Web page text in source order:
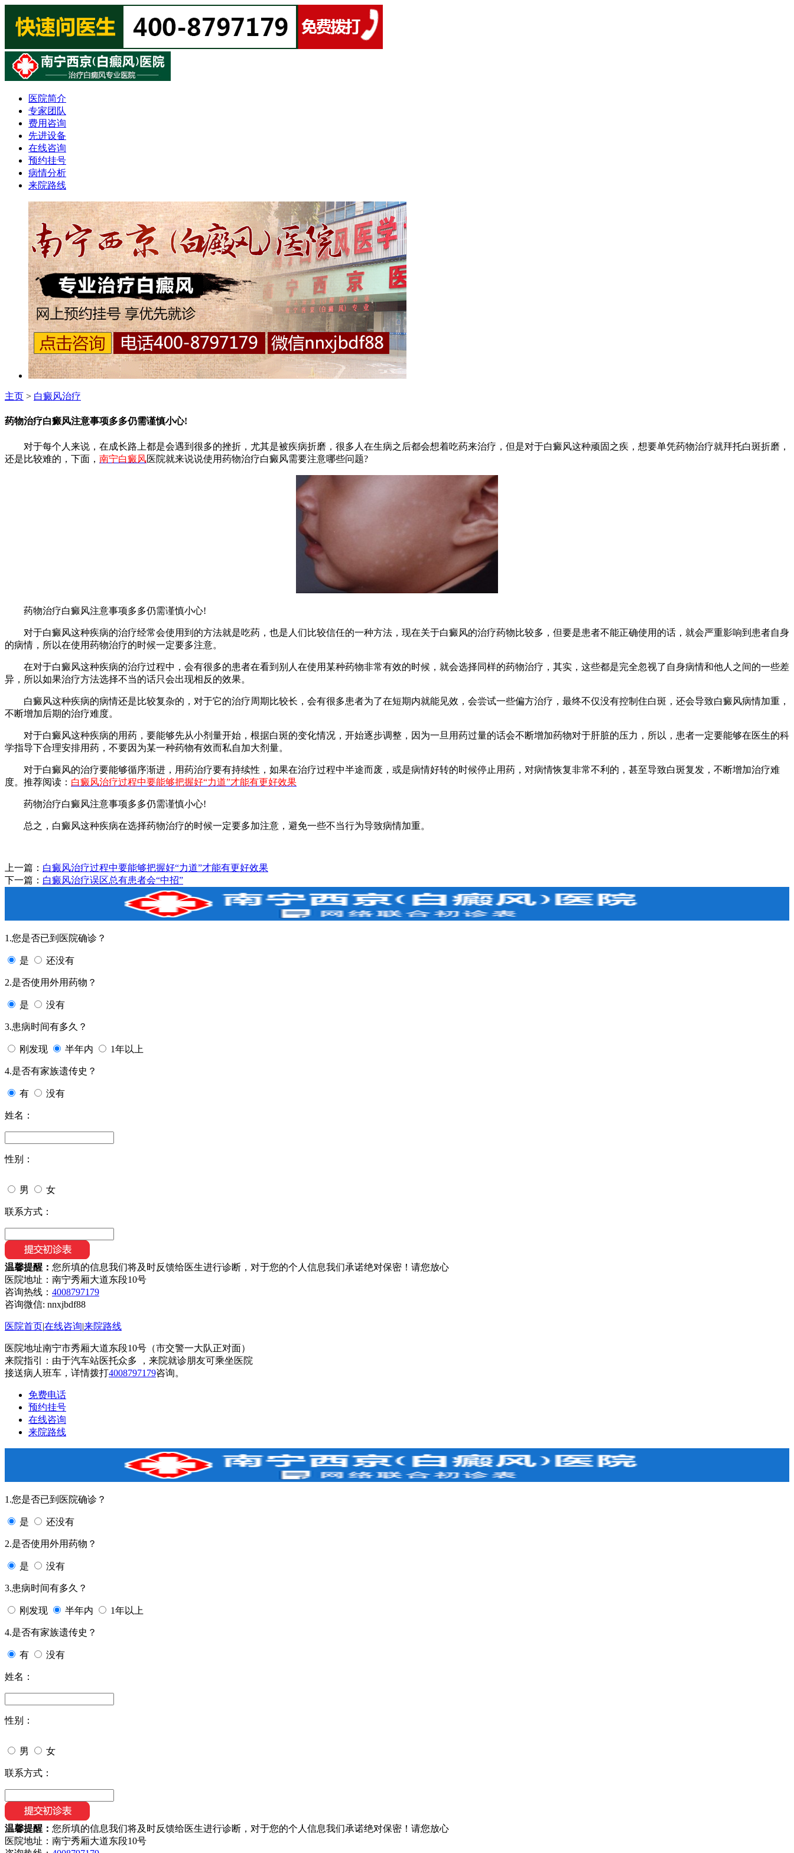
医院简介
专家团队
费用咨询
先进设备
在线咨询
预约挂号
病情分析
来院路线
主页 > 白癜风治疗
药物治疗白癜风注意事项多多仍需谨慎小心!
对于每个人来说，在成长路上都是会遇到很多的挫折，尤其是被疾病折磨，很多人在生病之后都会想着吃药来治疗，但是对于白癜风这种顽固之疾，想要单凭药物治疗就拜托白斑折磨，
还是比较难的，下面， 南宁白癜风医院就来说说使用药物治疗白癜风需要注意哪些问题?
药物治疗白癜风注意事项多多仍需谨慎小心!
对于白癜风这种疾病的治疗经常会使用到的方法就是吃药，也是人们比较信任的一种方法，现在关于白癜风的治疗药物比较多，但要是患者不能正确使用的话，就会严重影响到患者自身
的病情，所以在使用药物治疗的时候一定要多注意。
在对于白癜风这种疾病的治疗过程中，会有很多的患者在看到别人在使用某种药物非常有效的时候，就会选择同样的药物治疗，其实，这些都是完全忽视了自身病情和他人之间的一些差
异，所以如果治疗方法选择不当的话只会出现相反的效果。
白癜风这种疾病的病情还是比较复杂的，对于它的治疗周期比较长，会有很多患者为了在短期内就能见效，会尝试一些偏方治疗，最终不仅没有控制住白斑，还会导致白癜风病情加重，
不断增加后期的治疗难度。
对于白癜风这种疾病的用药，要能够先从小剂量开始，根据白斑的变化情况，开始逐步调整，因为一旦用药过量的话会不断增加药物对于肝脏的压力，所以，患者一定要能够在医生的科
学指导下合理安排用药，不要因为某一种药物有效而私自加大剂量。
对于白癜风的治疗要能够循序渐进，用药治疗要有持续性，如果在治疗过程中半途而废，或是病情好转的时候停止用药，对病情恢复非常不利的，甚至导致白斑复发，不断增加治疗难
度。推荐阅读： 白癜风治疗过程中要能够把握好“力道”才能有更好效果
药物治疗白癜风注意事项多多仍需谨慎小心!
总之，白癜风这种疾病在选择药物治疗的时候一定要多加注意，避免一些不当行为导致病情加重。
上一篇： 白癜风治疗过程中要能够把握好“力道”才能有更好效果
下一篇： 白癜风治疗误区总有患者会“中招”
1.您是否已到医院确诊？
是 还没有
2.是否使用外用药物？
是 没有
3.患病时间有多久？
刚发现 半年内 1年以上
4.是否有家族遗传史？
有 没有
姓名：
性别：
男 女
联系方式：
温馨提醒： 您所填的信息我们将及时反馈给医生进行诊断，对于您的个人信息我们承诺绝对保密！请您放心
医院地址：南宁秀厢大道东段10号
咨询热线： 4008797179
咨询微信: nnxjbdf88
医院首页|在线咨询|来院路线
医院地址南宁市秀厢大道东段10号（市交警一大队正对面）
来院指引：由于汽车站医托众多 ，来院就诊朋友可乘坐医院
接送病人班车，详情拨打4008797179咨询。
免费电话
预约挂号
在线咨询
来院路线
1.您是否已到医院确诊？
是 还没有
2.是否使用外用药物？
是 没有
3.患病时间有多久？
刚发现 半年内 1年以上
4.是否有家族遗传史？
有 没有
姓名：
性别：
男 女
联系方式：
温馨提醒： 您所填的信息我们将及时反馈给医生进行诊断，对于您的个人信息我们承诺绝对保密！请您放心
医院地址：南宁秀厢大道东段10号